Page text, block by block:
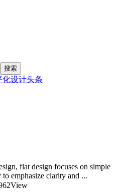
化设计头条
flat design focuses on simple
emphasize clarity and ...